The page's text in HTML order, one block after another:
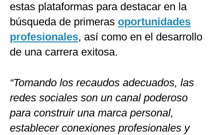
estas plataformas para destacar en la
búsqueda de primeras oportunidades
profesionales, así como en el desarrollo
de una carrera exitosa.
“Tomando los recaudos adecuados, las
redes sociales son un canal poderoso
para construir una marca personal,
establecer conexiones profesionales y